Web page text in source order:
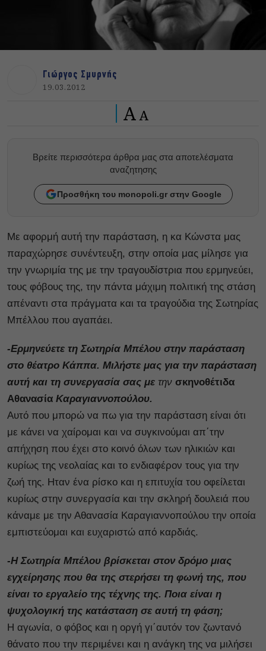
Γιώργος Σμυρνής
19.03.2012
A A
Βρείτε περισσότερα άρθρα μας στα αποτελέσματα
αναζητησης
Προσθήκη του monopoli.gr στην Google
Με αφορμή αυτή την παράσταση, η κα Κώνστα μας
παραχώρησε συνέντευξη, στην οποία μας μίλησε για
την γνωριμία της με την τραγουδίστρια που ερμηνεύει,
τους φόβους της, την πάντα μάχιμη πολιτική της στάση
απέναντι στα πράγματα και τα τραγούδια της Σωτηρίας
Μπέλλου που αγαπάει.
-Eρμηνεύετε τη Σωτηρία Μπέλου στην παράσταση
στο θέατρο Κάππα. Μιλήστε μας για την παράσταση
αυτή και τη συνεργασία σας με την σκηνοθέτιδα
Αθανασία Καραγιαννοπούλου.
Αυτό που μπορώ να πω για την παράσταση είναι ότι
με κάνει να χαίρομαι και να συγκινούμαι απ΄την
απήχηση που έχει στο κοινό όλων των ηλικιών και
κυρίως της νεολαίας και το ενδιαφέρον τους για την
ζωή της. Ηταν ένα ρίσκο και η επιτυχία του οφείλεται
κυρίως στην συνεργασία και την σκληρή δουλειά που
κάναμε με την Αθανασία Καραγιαννοπούλου την οποία
εμπιστεύομαι και ευχαριστώ από καρδιάς.
-Η Σωτηρία Μπέλου βρίσκεται στον δρόμο μιας
εγχείρησης που θα της στερήσει τη φωνή της, που
είναι το εργαλείο της τέχνης της. Ποια είναι η
ψυχολογική της κατάσταση σε αυτή τη φάση;
Η αγωνία, ο φόβος και η οργή γι΄αυτόν τον ζωντανό
θάνατο που την περιμένει και η ανάγκη της να μιλήσει